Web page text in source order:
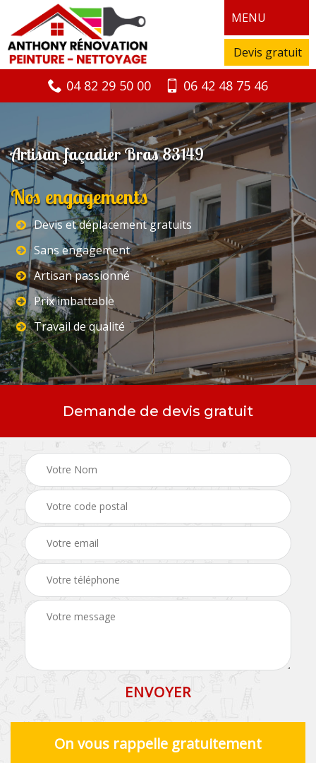
MENU
Devis gratuit
04 82 29 50 00 06 42 48 75 46
Artisan façadier Bras 83149
Nos engagements
Devis et déplacement gratuits
Sans engagement
Artisan passionné
Prix imbattable
Travail de qualité
Demande de devis gratuit
On vous rappelle gratuitement